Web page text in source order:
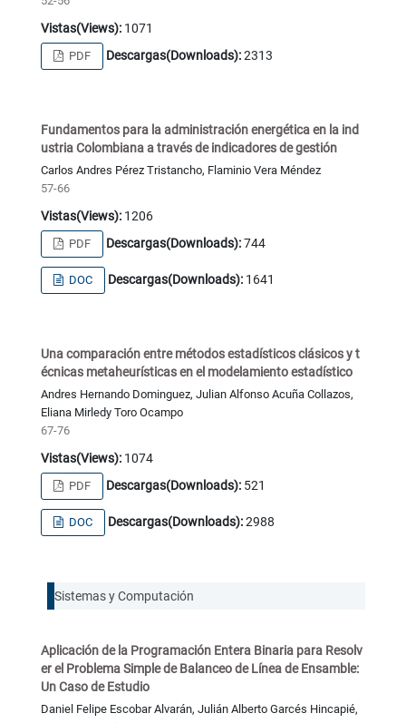
Vistas(Views):1071
PDF Descargas(Downloads):2313
Fundamentos para la administración energética en la ind
ustria Colombiana a través de indicadores de gestión
Carlos Andres Pérez Tristancho, Flaminio Vera Méndez
57-66
Vistas(Views):1206
PDF Descargas(Downloads):744
DOC Descargas(Downloads): 1641
Una comparación entre métodos estadísticos clásicos y t
écnicas metaheurísticas en el modelamiento estadístico
Andres Hernando Dominguez, Julian Alfonso Acuña Collazos,
Eliana Mirledy Toro Ocampo
67-76
Vistas(Views):1074
PDF Descargas(Downloads): 521
DOC Descargas(Downloads):2988
Sistemas y Computación
Aplicación de la Programación Entera Binaria para Resolv
er el Problema Simple de Balanceo de Línea de Ensamble:
Un Caso de Estudio
Daniel Felipe Escobar Alvarán, Julián Alberto Garcés Hincapié,